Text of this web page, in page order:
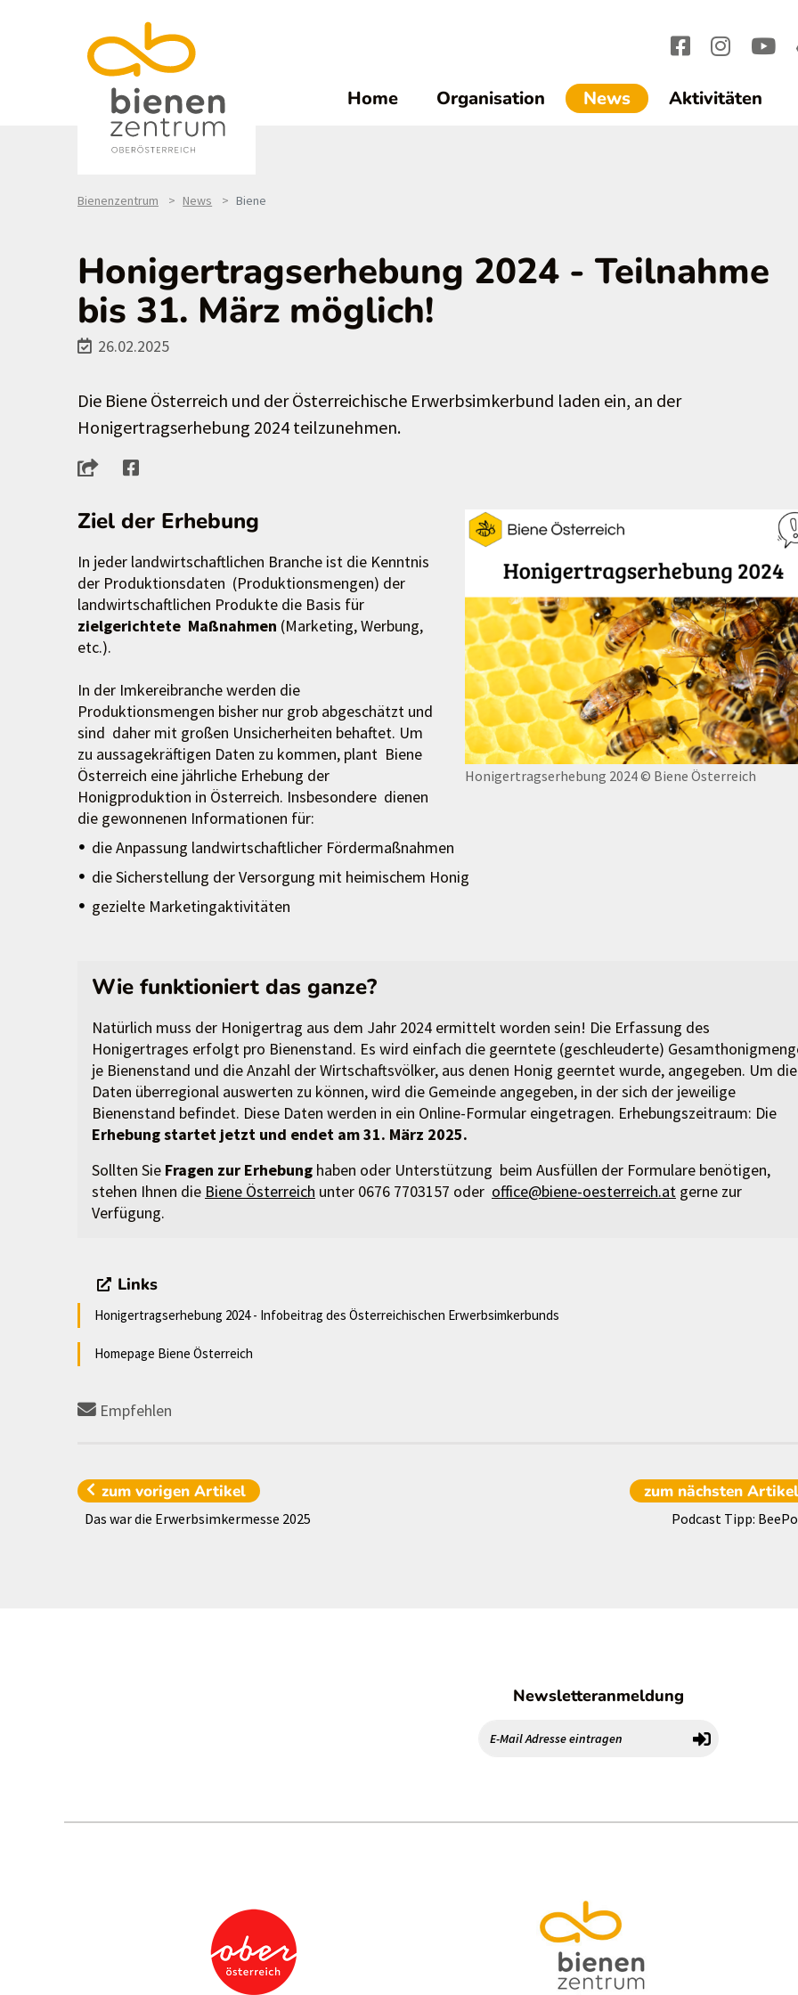
Home Organisation News(current)1
Aktivitäten
Bienenzentrum News Biene
Honigertragserhebung 2024 - Teilnahme
bis 31. März möglich!
26.02.2025
Die Biene Österreich und der Österreichische Erwerbsimkerbund laden ein, an der
Honigertragserhebung 2024 teilzunehmen.
Honigertragserhebung 2024© Biene Österreich
Ziel der Erhebung
In jeder landwirtschaftlichen Branche ist die Kenntnis
der Produktionsdaten (Produktionsmengen) der
landwirtschaftlichen Produkte die Basis für
zielgerichtete Maßnahmen (Marketing, Werbung,
etc.).
In der Imkereibranche werden die
Produktionsmengen bisher nur grob abgeschätzt und
sind daher mit großen Unsicherheiten behaftet. Um
zu aussagekräftigen Daten zu kommen, plant Biene
Österreich eine jährliche Erhebung der
Honigproduktion in Österreich. Insbesondere dienen
die gewonnenen Informationen für:
die Anpassung landwirtschaftlicher Fördermaßnahmen
die Sicherstellung der Versorgung mit heimischem Honig
gezielte Marketingaktivitäten
Wie funktioniert das ganze?
Natürlich muss der Honigertrag aus dem Jahr 2024 ermittelt worden sein! Die Erfassung des
Honigertrages erfolgt pro Bienenstand. Es wird einfach die geerntete (geschleuderte)
je Bienenstand und die Anzahl der Wirtschaftsvölker, aus denen Honig geerntet wurde, angegeben. Um die
Daten überregional auswerten zu können, wird die Gemeinde angegeben, in der sich der jeweilige
Bienenstand befindet. Diese Daten werden in ein Online-Formular eingetragen. Erhebungszeitraum: Die
Erhebung startet jetzt und endet am 31. März 2025.
Sollten Sie Fragen zur Erhebung haben oder Unterstützung beim Ausfüllen der Formulare benötigen,
stehen Ihnen die Biene Österreich unter 0676 7703157 oder office@biene-oesterreich.at gerne zur
Verfügung.
Links
Honigertragserhebung 2024 - Infobeitrag des Österreichischen Erwerbsimkerbunds
Homepage Biene Österreich
Empfehlen
zum vorigenArtikel
Das war die Erwerbsimkermesse 2025
zum nächsten Artikel
Podcast Tipp:
Newsletteranmeldung